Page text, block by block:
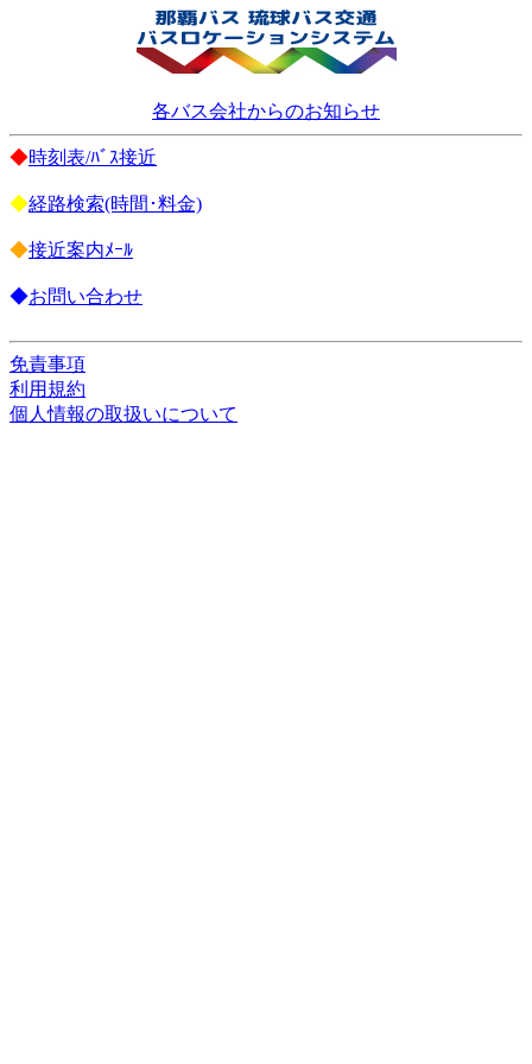
各バス会社からのお知らせ
◆時刻表/ﾊﾞｽ接近
◆経路検索(時間･料金)
◆接近案内ﾒｰﾙ
◆お問い合わせ
免責事項
利用規約
個人情報の取扱いについて